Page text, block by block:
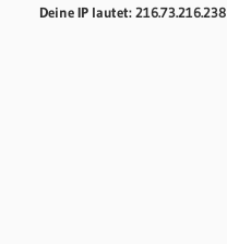
Deine IP lautet: 216.73.216.238